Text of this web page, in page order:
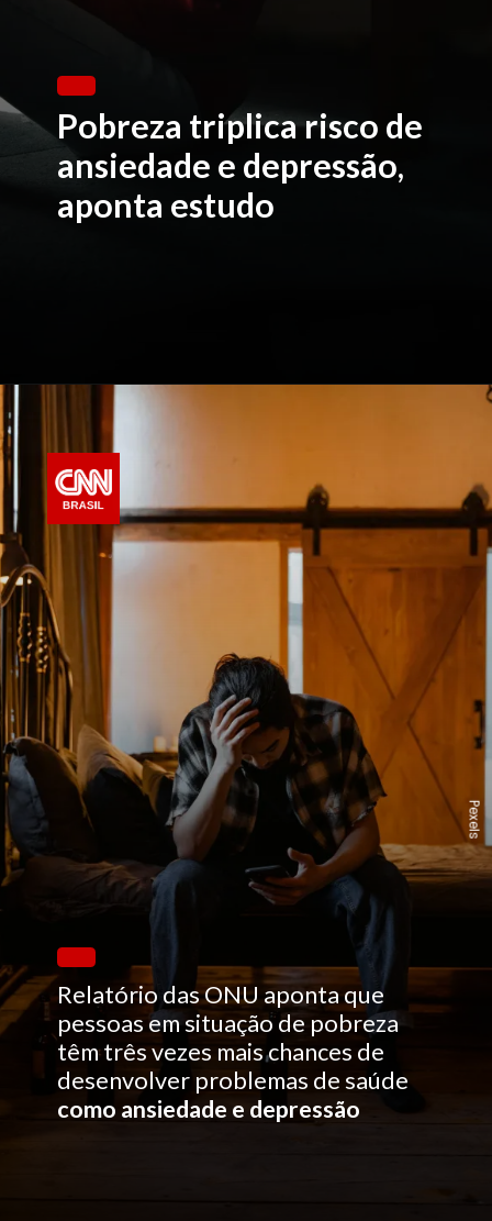
Pobreza triplica risco de
ansiedade e depressão,
aponta estudo
Relatório das ONU aponta que
pessoas em situação de pobreza
têm três vezes mais chances de
desenvolver problemas de saúde
como ansiedade e depressão
Pexels